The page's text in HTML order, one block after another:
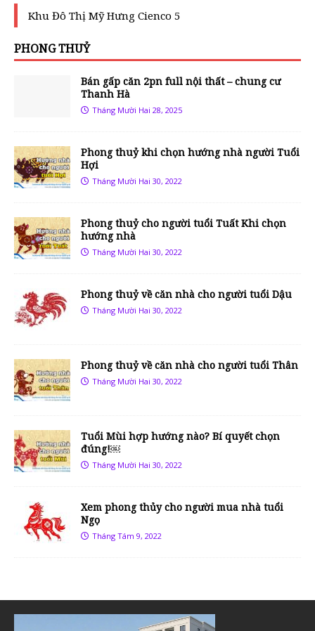
Khu Đô Thị Mỹ Hưng Cienco 5
PHONG THUỶ
Bán gấp căn 2pn full nội thất – chung cư
Thanh Hà
Tháng Mười Hai 28, 2025
Phong thuỷ khi chọn hướng nhà người Tuổi
Hợi
Tháng Mười Hai 30, 2022
Phong thuỷ cho người tuổi Tuất Khi chọn
hướng nhà
Tháng Mười Hai 30, 2022
Phong thuỷ về căn nhà cho người tuổi Dậu
Tháng Mười Hai 30, 2022
Phong thuỷ về căn nhà cho người tuổi Thân
Tháng Mười Hai 30, 2022
Tuổi Mùi hợp hướng nào? Bí quyết chọn
đúng!￼
Tháng Mười Hai 30, 2022
Xem phong thủy cho người mua nhà tuổi
Ngọ
Tháng Tám 9, 2022